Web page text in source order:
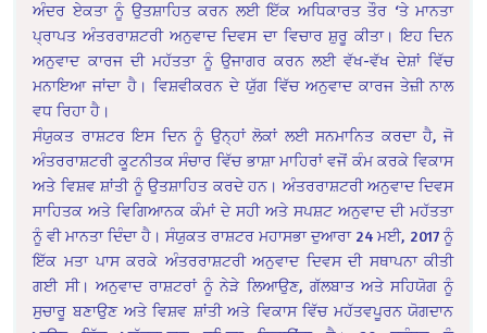
ਅੰਦਰ ਏਕਤਾ ਨੂੰ ਉਤਸ਼ਾਹਿਤ ਕਰਨ ਲਈ ਇੱਕ ਅਧਿਕਾਰਤ ਤੌਰ ‘ਤੇ ਮਾਨਤਾ
ਪ੍ਰਾਪਤ ਅੰਤਰਰਾਸ਼ਟਰੀ ਅਨੁਵਾਦ ਦਿਵਸ ਦਾ ਵਿਚਾਰ ਸ਼ੁਰੂ ਕੀਤਾ। ਇਹ ਦਿਨ
ਅਨੁਵਾਦ ਕਾਰਜ ਦੀ ਮਹੱਤਤਾ ਨੂੰ ਉਜਾਗਰ ਕਰਨ ਲਈ ਵੱਖ-ਵੱਖ ਦੇਸ਼ਾਂ ਵਿੱਚ
ਮਨਾਇਆ ਜਾਂਦਾ ਹੈ। ਵਿਸ਼ਵੀਕਰਨ ਦੇ ਯੁੱਗ ਵਿੱਚ ਅਨੁਵਾਦ ਕਾਰਜ ਤੇਜ਼ੀ ਨਾਲ
ਵਧ ਰਿਹਾ ਹੈ।
ਸੰਯੁਕਤ ਰਾਸ਼ਟਰ ਇਸ ਦਿਨ ਨੂੰ ਉਨ੍ਹਾਂ ਲੋਕਾਂ ਲਈ ਸਨਮਾਨਿਤ ਕਰਦਾ ਹੈ, ਜੋ
ਅੰਤਰਰਾਸ਼ਟਰੀ ਕੂਟਨੀਤਕ ਸੰਚਾਰ ਵਿੱਚ ਭਾਸ਼ਾ ਮਾਹਿਰਾਂ ਵਜੋਂ ਕੰਮ ਕਰਕੇ ਵਿਕਾਸ
ਅਤੇ ਵਿਸ਼ਵ ਸ਼ਾਂਤੀ ਨੂੰ ਉਤਸ਼ਾਹਿਤ ਕਰਦੇ ਹਨ। ਅੰਤਰਰਾਸ਼ਟਰੀ ਅਨੁਵਾਦ ਦਿਵਸ
ਸਾਹਿਤਕ ਅਤੇ ਵਿਗਿਆਨਕ ਕੰਮਾਂ ਦੇ ਸਹੀ ਅਤੇ ਸਪਸ਼ਟ ਅਨੁਵਾਦ ਦੀ ਮਹੱਤਤਾ
ਨੂੰ ਵੀ ਮਾਨਤਾ ਦਿੰਦਾ ਹੈ। ਸੰਯੁਕਤ ਰਾਸ਼ਟਰ ਮਹਾਸਭਾ ਦੁਆਰਾ 24 ਮਈ, 2017 ਨੂੰ
ਇੱਕ ਮਤਾ ਪਾਸ ਕਰਕੇ ਅੰਤਰਰਾਸ਼ਟਰੀ ਅਨੁਵਾਦ ਦਿਵਸ ਦੀ ਸਥਾਪਨਾ ਕੀਤੀ
ਗਈ ਸੀ। ਅਨੁਵਾਦ ਰਾਸ਼ਟਰਾਂ ਨੂੰ ਨੇੜੇ ਲਿਆਉਣ, ਗੱਲਬਾਤ ਅਤੇ ਸਹਿਯੋਗ ਨੂੰ
ਸੁਚਾਰੂ ਬਣਾਉਣ ਅਤੇ ਵਿਸ਼ਵ ਸ਼ਾਂਤੀ ਅਤੇ ਵਿਕਾਸ ਵਿੱਚ ਮਹੱਤਵਪੂਰਨ ਯੋਗਦਾਨ